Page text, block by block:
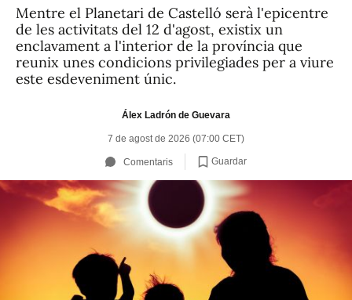
Mentre el Planetari de Castelló serà l'epicentre
de les activitats del 12 d'agost, existix un
enclavament a l'interior de la província que
reunix unes condicions privilegiades per a viure
este esdeveniment únic.
Álex Ladrón de Guevara
7 de agost de 2026 (07:00 CET)
Comentaris Guardar